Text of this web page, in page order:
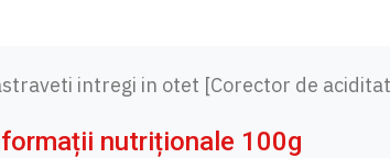
intregi in otet [Corector de
nutriționale 100g